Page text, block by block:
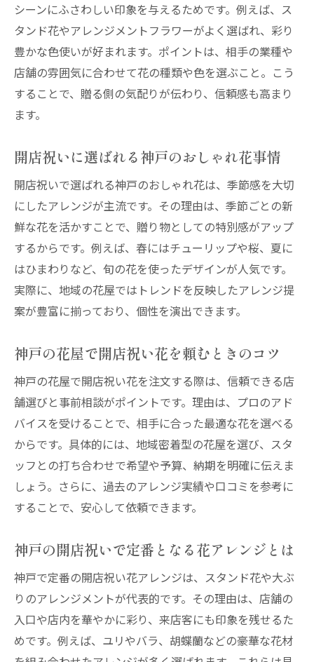
シーンにふさわしい印象を与えるためです。例えば、ス
タンド花やアレンジメントフラワーがよく選ばれ、彩り
豊かな色使いが好まれます。ポイントは、相手の業種や
店舗の雰囲気に合わせて花の種類や色を選ぶこと。こう
することで、贈る側の気配りが伝わり、信頼感も高まり
ます。
開店祝いに選ばれる神戸のおしゃれ花事情
開店祝いで選ばれる神戸のおしゃれ花は、季節感を大切
にしたアレンジが主流です。その理由は、季節ごとの新
鮮な花を活かすことで、贈り物としての特別感がアップ
するからです。例えば、春にはチューリップや桜、夏に
はひまわりなど、旬の花を使ったデザインが人気です。
実際に、地域の花屋ではトレンドを反映したアレンジ提
案が豊富に揃っており、個性を演出できます。
神戸の花屋で開店祝い花を頼むときのコツ
神戸の花屋で開店祝い花を注文する際は、信頼できる店
舗選びと事前相談がポイントです。理由は、プロのアド
バイスを受けることで、相手に合った最適な花を選べる
からです。具体的には、地域密着型の花屋を選び、スタ
ッフとの打ち合わせで希望や予算、納期を明確に伝えま
しょう。さらに、過去のアレンジ実績や口コミを参考に
することで、安心して依頼できます。
神戸の開店祝いで定番となる花アレンジとは
神戸で定番の開店祝い花アレンジは、スタンド花や大ぶ
りのアレンジメントが代表的です。その理由は、店舗の
入口や店内を華やかに彩り、来店客にも印象を残せるた
めです。例えば、ユリやバラ、胡蝶蘭などの豪華な花材